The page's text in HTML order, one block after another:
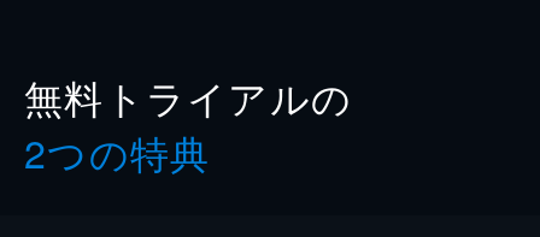
無料トライアルの
2つの特典